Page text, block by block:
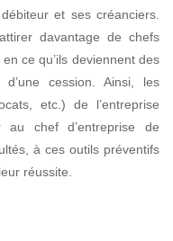
et ses créanciers.
davantage de chefs
ce qu’ils deviennent des
cession. Ainsi, les
etc.) de l’entreprise
au chef d’entreprise de
à ces outils préventifs
réussite.